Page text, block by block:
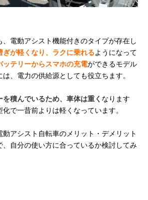
電動アシスト機能付きのタイプが存在し
ぎが軽くなり、ラクに乗れるようになって
ッテリーからスマホの充電ができるモデル
、電力の供給源としても役立ちます。
積んでいるため、車体は重く なります
で一昔前よりは軽くなっています。
アシスト自転車のメリット・デメリット
、自分の使い方に合っているか検討してみ